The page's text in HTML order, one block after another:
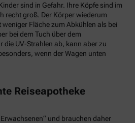
sind in Gefahr. Ihre Köpfe sind im
recht groß. Der Körper wiederum
Fläche zum Abkühlen als bei
bei dem Tuch über dem
die UV-Strahlen ab, kann aber zu
wenn der Wagen unten
Reiseapotheke
und brauchen daher